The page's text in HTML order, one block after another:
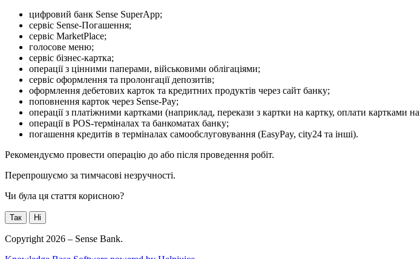
цифровий банк Sense SuperApp;
сервіс Sense-Погашення;
сервіс MarketPlace;
голосове меню;
сервіс бізнес-картка;
операції з цінними паперами, військовими облігаціями;
сервіс оформлення та пролонгації депозитів;
оформлення дебетових карток та кредитних продуктів через сайт банку;
поповнення карток через Sense-Pay;
операції з платіжними картками (наприклад, перекази з картки на картку, оплати картками на
операції в POS-терміналах та банкоматах банку;
погашення кредитів в терміналах самообслуговування (EasyPay, city24 та інші).
Рекомендуємо провести операцію до або після проведення робіт.
Перепрошуємо за тимчасові незручності.
Чи була ця стаття корисною?
Так Ні
Copyright 2026 – Sense Bank.